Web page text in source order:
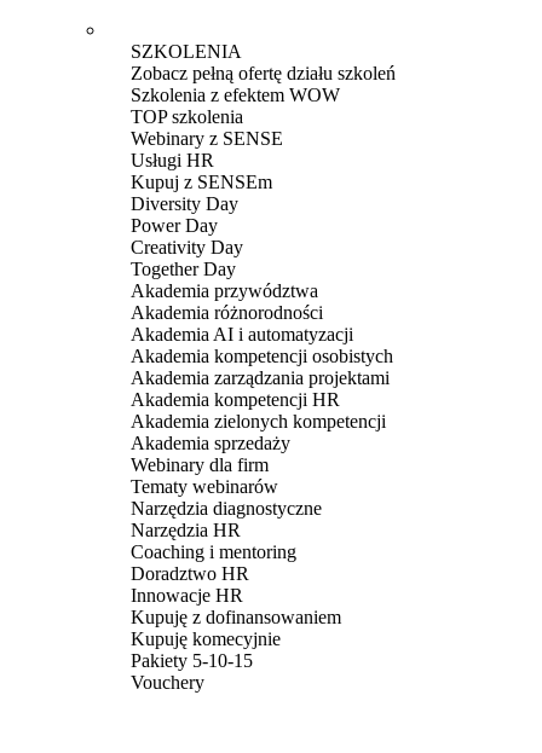
SZKOLENIA
Zobacz pełną ofertę działu szkoleń
Szkolenia z efektem WOW
TOP szkolenia
Webinary z SENSE
Usługi HR
Kupuj z SENSEm
Diversity Day
Power Day
Creativity Day
Together Day
Akademia przywództwa
Akademia różnorodności
Akademia AI i automatyzacji
Akademia kompetencji osobistych
Akademia zarządzania projektami
Akademia kompetencji HR
Akademia zielonych kompetencji
Akademia sprzedaży
Webinary dla firm
Tematy webinarów
Narzędzia diagnostyczne
Narzędzia HR
Coaching i mentoring
Doradztwo HR
Innowacje HR
Kupuję z dofinansowaniem
Kupuję komecyjnie
Pakiety 5-10-15
Vouchery